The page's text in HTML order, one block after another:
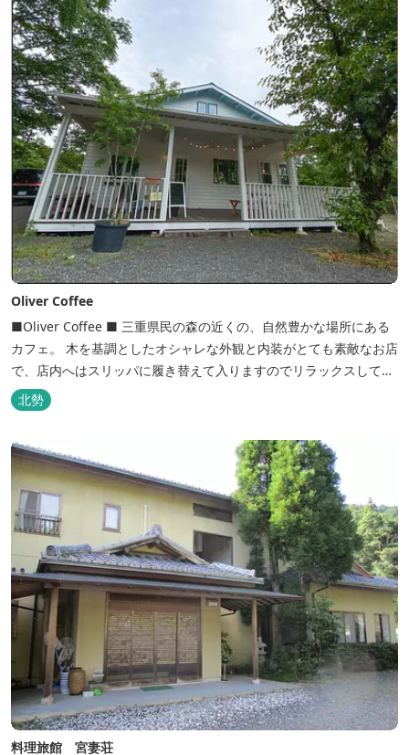
屋食の為、お子様連れやカッ...
Oliver Coffee
■Oliver Coffee ■ 三重県民の森の近くの、自然豊かな場所にある
カフェ。 木を基調としたオシャレな外観と内装がとても素敵なお店
で、店内へはスリッパに履き替えて入りますのでリラックスして食
事を楽しめます。 席は店内にテーブル席や円卓、外のテラス席など
があり、お子様連れでも入りやすく居心地がいいカフェです。 森の
静かな雰囲気の中で、ゆっくり過ごすことができます。
北勢
料理旅館 宮妻荘